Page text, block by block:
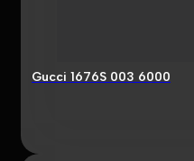
Gucci 1676S 003 6000